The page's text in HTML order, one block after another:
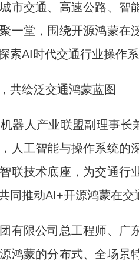
市交通、高速公路、智
一堂，围绕开源鸿蒙
索AI时代交通行业操作
绘泛交通鸿蒙蓝图
人产业联盟副理事长
人工智能与操作系统
联技术底座，为交通行
同推动AI+开源鸿蒙在交
限公司总工程师、广
鸿蒙的分布式、全场景